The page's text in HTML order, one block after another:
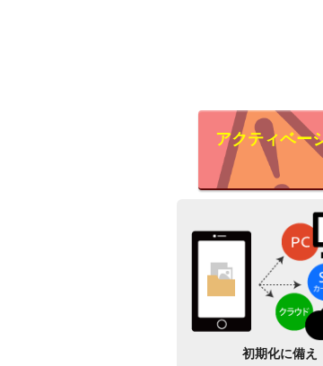
アクティベー
初期化に備え